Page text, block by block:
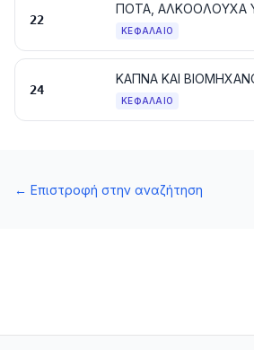
22
ΠΟΤΑ, ΑΛΚΟΟΛΟΥΧΑ
ΚΕΦΆΛΑΙΟ
24
ΚΕΦΆΛΑΙΟ
← Επιστροφή στην αναζήτηση